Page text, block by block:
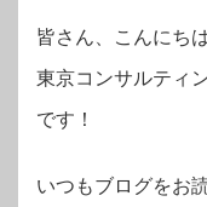
皆さん、こんにちは
東京コンサルティ
です！
いつもブログをお